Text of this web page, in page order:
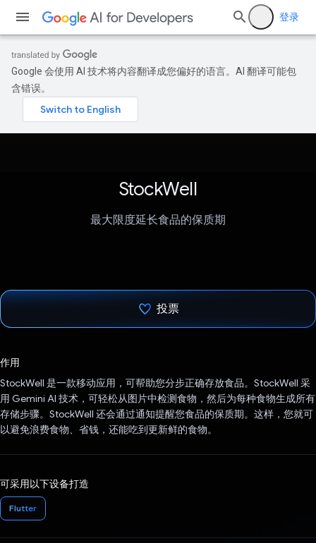
登录
Google 会使用 AI 技术将内容翻译成您偏好的语言。AI 翻译可能包
含错误。
StockWell
最大限度延长食品的保质期
投票
作用
StockWell 是一款移动应用，可帮助您分步正确存放食品。StockWell 采
用 Gemini AI 技术，可轻松从图片中检测食物，然后为每种食物生成所有
存储步骤。StockWell 还会通过通知提醒您食品的保质期。这样，您就可
以避免浪费食物、省钱，还能吃到更新鲜的食物。
可采用以下设备打造
Flutter